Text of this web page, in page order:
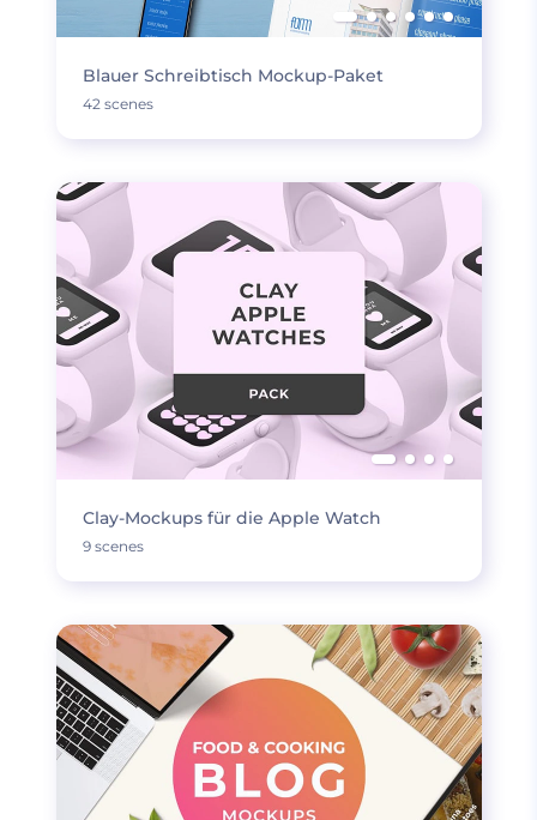
Blauer Schreibtisch Mockup-Paket
42 scenes
Clay-Mockups für die Apple Watch
9 scenes